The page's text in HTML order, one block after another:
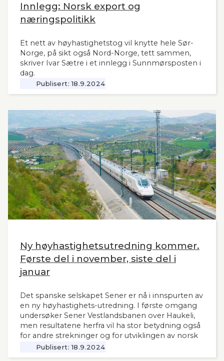
Innlegg: Norsk export og
næringspolitikk
Et nett av høyhastighetstog vil knytte hele Sør-
Norge, på sikt også Nord-Norge, tett sammen,
skriver Ivar Sætre i et innlegg i Sunnmørsposten i
dag.
Publisert: 18.9.2024
Ny høyhastighetsutredning kommer.
Første del i november, siste del i
januar
Det spanske selskapet Sener er nå i innspurten av
en ny høyhastighets-utredning. I første omgang
undersøker Sener Vestlandsbanen over Haukeli,
men resultatene herfra vil ha stor betydning også
for andre strekninger og for utviklingen av norsk
jernbane generelt. Norsk Bane, er oppdragsgiver
for utredningen.
Publisert: 18.9.2024